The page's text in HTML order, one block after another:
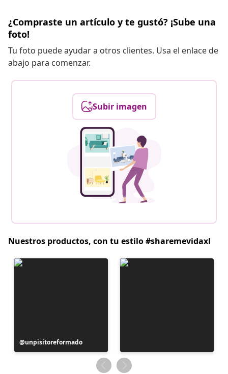
¿Compraste un artículo y te gustó? ¡Sube una
foto!
Tu foto puede ayudar a otros clientes. Usa el enlace de
abajo para comenzar.
Subir imagen
Nuestros productos, con tu estilo #sharemevidaxl
Publicación
realizada
unpisitoreformado